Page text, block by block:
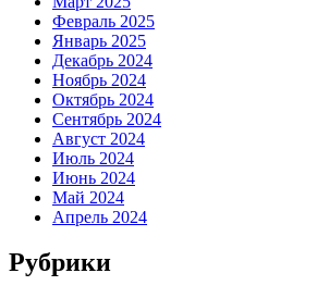
Февраль 2025
Январь 2025
Декабрь 2024
Ноябрь 2024
Октябрь 2024
Сентябрь 2024
Август 2024
Июль 2024
Июнь 2024
Май 2024
Апрель 2024
Рубрики